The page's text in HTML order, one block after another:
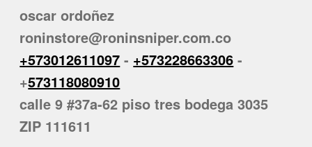
oscar ordoñez
roninstore@roninsniper.com.co
+573012611097 - +573228663306 -
+573118080910
calle 9 #37a-62 piso tres bodega 3035
ZIP 111611